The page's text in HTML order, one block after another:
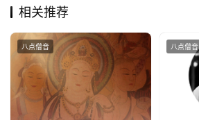
相关推荐
八点僧音 八点僧音